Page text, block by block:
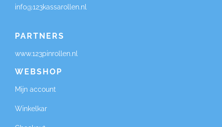
info@123kassarollen.nl
PARTNERS
www.123pinrollen.nl
WEBSHOP
Mijn account
Winkelkar